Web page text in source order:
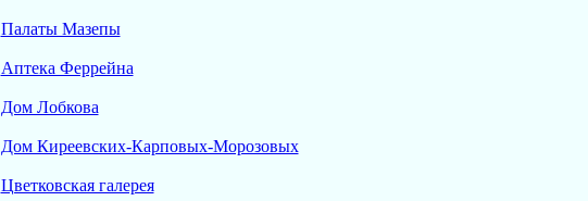
Палаты Мазепы
Аптека Феррейна
Дом Лобкова
Дом Киреевских-Карповых-Морозовых
Цветковская галерея